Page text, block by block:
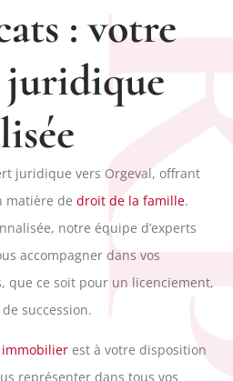
: votre
juridique
juridique vers Orgeval, offrant
matière de droit de la famille.
notre équipe d’experts
accompagner dans vos
que ce soit pour un licenciement,
succession.
est à votre disposition
représenter dans tous vos